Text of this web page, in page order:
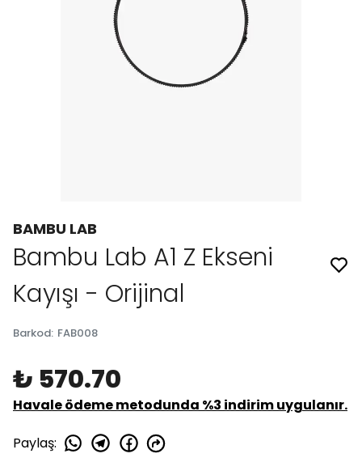
BAMBU LAB
Bambu Lab A1 Z Ekseni
Kayışı - Orijinal
Barkod: FAB008
₺ 570.70
Havale ödeme metodunda %3 indirim uygulanır.
Paylaş: